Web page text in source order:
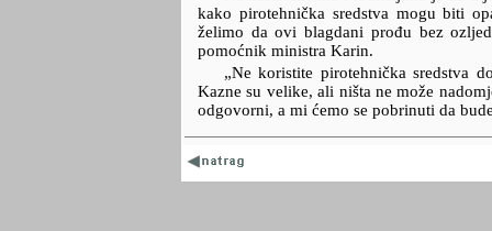
kako pirotehnička sredstva mogu biti
želimo da ovi blagdani prođu bez
pomoćnik ministra Karin.
„Ne koristite pirotehnička sredstva
Kazne su velike, ali ništa ne može
odgovorni, a mi ćemo se pobrinuti da